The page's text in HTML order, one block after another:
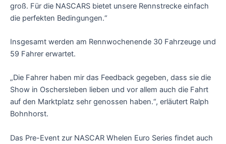
groß. Für die NASCARS bietet unsere Rennstrecke einfach
die perfekten Bedingungen.“
Insgesamt werden am Rennwochenende 30 Fahrzeuge und
59 Fahrer erwartet.
„Die Fahrer haben mir das Feedback gegeben, dass sie die
Show in Oschersleben lieben und vor allem auch die Fahrt
auf den Marktplatz sehr genossen haben.“, erläutert Ralph
Bohnhorst.
Das Pre-Event zur NASCAR Whelen Euro Series findet auch